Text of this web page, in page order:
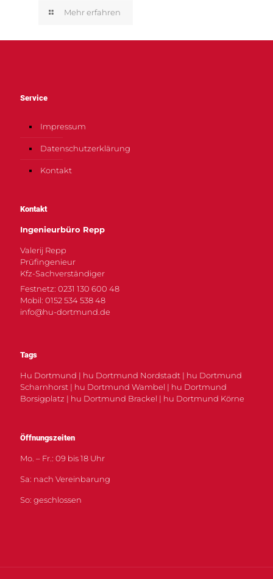
Mehr erfahren
Service
Impressum
Datenschutzerklärung
Kontakt
Kontakt
Ingenieurbüro Repp
Valerij Repp
Prüfingenieur
Kfz-Sachverständiger
Festnetz: 0231 130 600 48
Mobil: 0152 534 538 48
info@hu-dortmund.de
Tags
Hu Dortmund | hu Dortmund Nordstadt | hu Dortmund
Scharnhorst | hu Dortmund Wambel | hu Dortmund
Borsigplatz | hu Dortmund Brackel | hu Dortmund Körne
Öffnungszeiten
Mo. – Fr.: 09 bis 18 Uhr
Sa: nach Vereinbarung
So: geschlossen